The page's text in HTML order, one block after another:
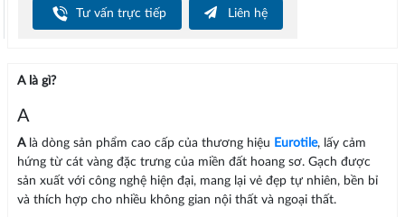
Tư vấn trực tiếp Liên hệ
A là gì?
A
A là dòng sản phẩm cao cấp của thương hiệu Eurotile, lấy cảm
hứng từ cát vàng đặc trưng của miền đất hoang sơ. Gạch được
sản xuất với công nghệ hiện đại, mang lại vẻ đẹp tự nhiên, bền bỉ
và thích hợp cho nhiều không gian nội thất và ngoại thất.